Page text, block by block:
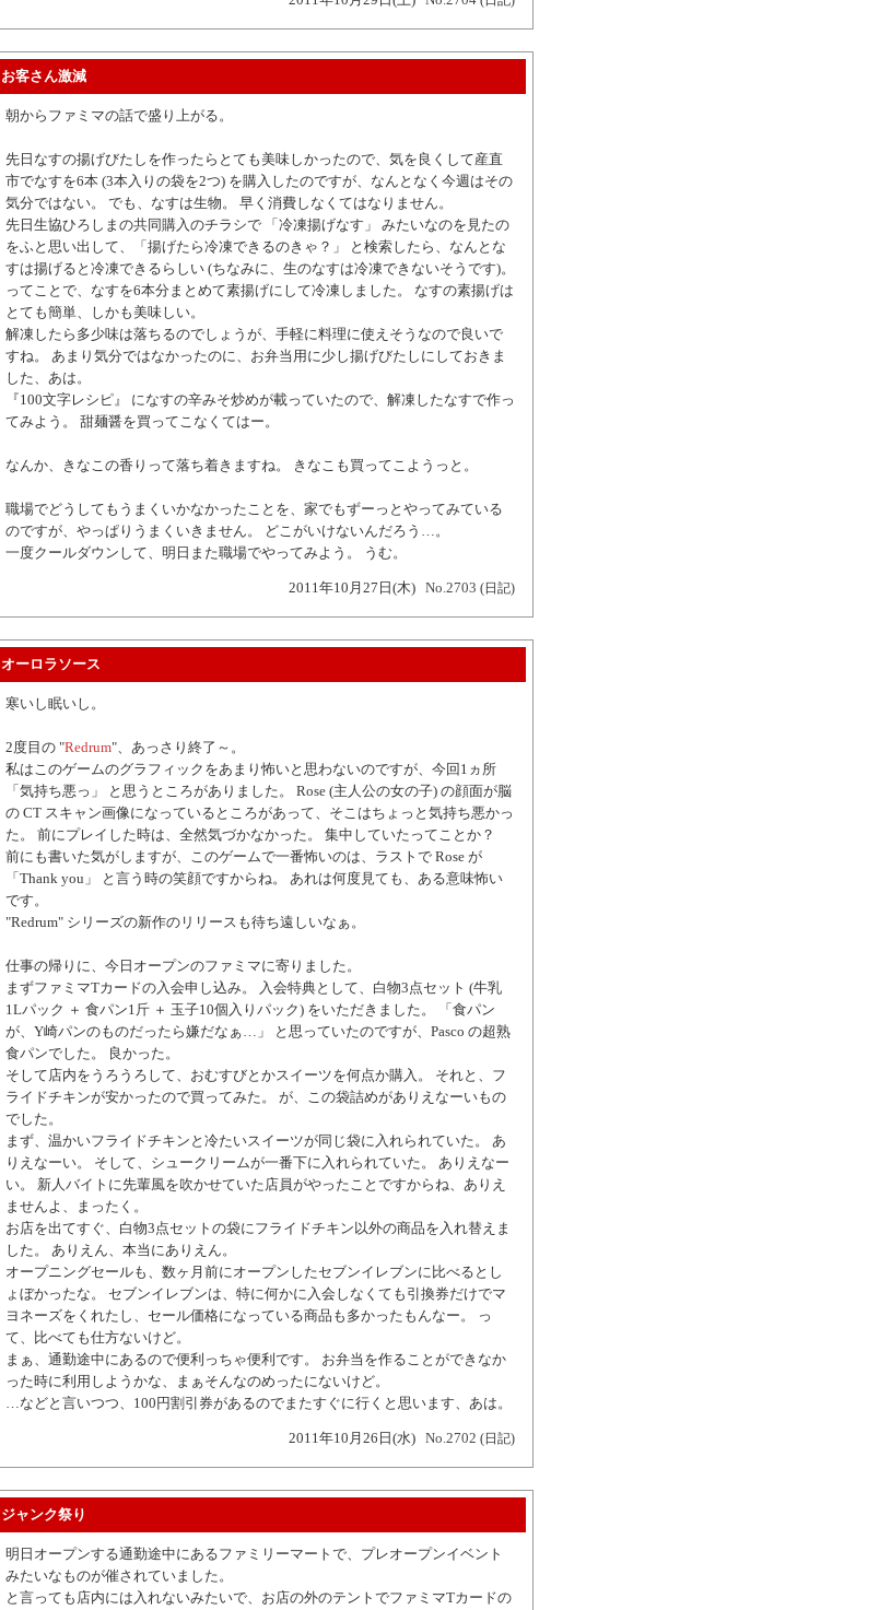
お客さん激減
朝からファミマの話で盛り上がる。
先日なすの揚げびたしを作ったらとても美味しかったので、気を良くして産直
市でなすを6本 (3本入りの袋を2つ) を購入したのですが、なんとなく今週はその
気分ではない。 でも、なすは生物。 早く消費しなくてはなりません。
先日生協ひろしまの共同購入のチラシで 「冷凍揚げなす」 みたいなのを見たの
をふと思い出して、「揚げたら冷凍できるのきゃ？」 と検索したら、なんとな
すは揚げると冷凍できるらしい (ちなみに、生のなすは冷凍できないそうです)。
ってことで、なすを6本分まとめて素揚げにして冷凍しました。 なすの素揚げは
とても簡単、しかも美味しい。
解凍したら多少味は落ちるのでしょうが、手軽に料理に使えそうなので良いで
すね。 あまり気分ではなかったのに、お弁当用に少し揚げびたしにしておきま
した、あは。
『100文字レシピ』 になすの辛みそ炒めが載っていたので、解凍したなすで作っ
てみよう。 甜麺醤を買ってこなくてはー。
なんか、きなこの香りって落ち着きますね。 きなこも買ってこようっと。
職場でどうしてもうまくいかなかったことを、家でもずーっとやってみている
のですが、やっぱりうまくいきません。 どこがいけないんだろう…。
一度クールダウンして、明日また職場でやってみよう。 うむ。
2011年10月27日(木) No.2703 (日記)
オーロラソース
寒いし眠いし。
2度目の "Redrum"、あっさり終了～。
私はこのゲームのグラフィックをあまり怖いと思わないのですが、今回1ヵ所
「気持ち悪っ」 と思うところがありました。 Rose (主人公の女の子) の顔面が脳
の CT スキャン画像になっているところがあって、そこはちょっと気持ち悪かっ
た。 前にプレイした時は、全然気づかなかった。 集中していたってことか？
前にも書いた気がしますが、このゲームで一番怖いのは、ラストで Rose が
「Thank you」 と言う時の笑顔ですからね。 あれは何度見ても、ある意味怖い
です。
"Redrum" シリーズの新作のリリースも待ち遠しいなぁ。
仕事の帰りに、今日オープンのファミマに寄りました。
まずファミマTカードの入会申し込み。 入会特典として、白物3点セット (牛乳
1Lパック ＋ 食パン1斤 ＋ 玉子10個入りパック) をいただきました。 「食パン
が、Y崎パンのものだったら嫌だなぁ…」 と思っていたのですが、Pasco の超熟
食パンでした。 良かった。
そして店内をうろうろして、おむすびとかスイーツを何点か購入。 それと、フ
ライドチキンが安かったので買ってみた。 が、この袋詰めがありえなーいもの
でした。
まず、温かいフライドチキンと冷たいスイーツが同じ袋に入れられていた。 あ
りえなーい。 そして、シュークリームが一番下に入れられていた。 ありえなー
い。 新人バイトに先輩風を吹かせていた店員がやったことですからね、ありえ
ませんよ、まったく。
お店を出てすぐ、白物3点セットの袋にフライドチキン以外の商品を入れ替えま
した。 ありえん、本当にありえん。
オープニングセールも、数ヶ月前にオープンしたセブンイレブンに比べるとし
ょぼかったな。 セブンイレブンは、特に何かに入会しなくても引換券だけでマ
ヨネーズをくれたし、セール価格になっている商品も多かったもんなー。 っ
て、比べても仕方ないけど。
まぁ、通勤途中にあるので便利っちゃ便利です。 お弁当を作ることができなか
った時に利用しようかな、まぁそんなのめったにないけど。
…などと言いつつ、100円割引券があるのでまたすぐに行くと思います、あは。
2011年10月26日(水) No.2702 (日記)
ジャンク祭り
明日オープンする通勤途中にあるファミリーマートで、プレオープンイベント
みたいなものが催されていました。
と言っても店内には入れないみたいで、お店の外のテントでファミマTカードの